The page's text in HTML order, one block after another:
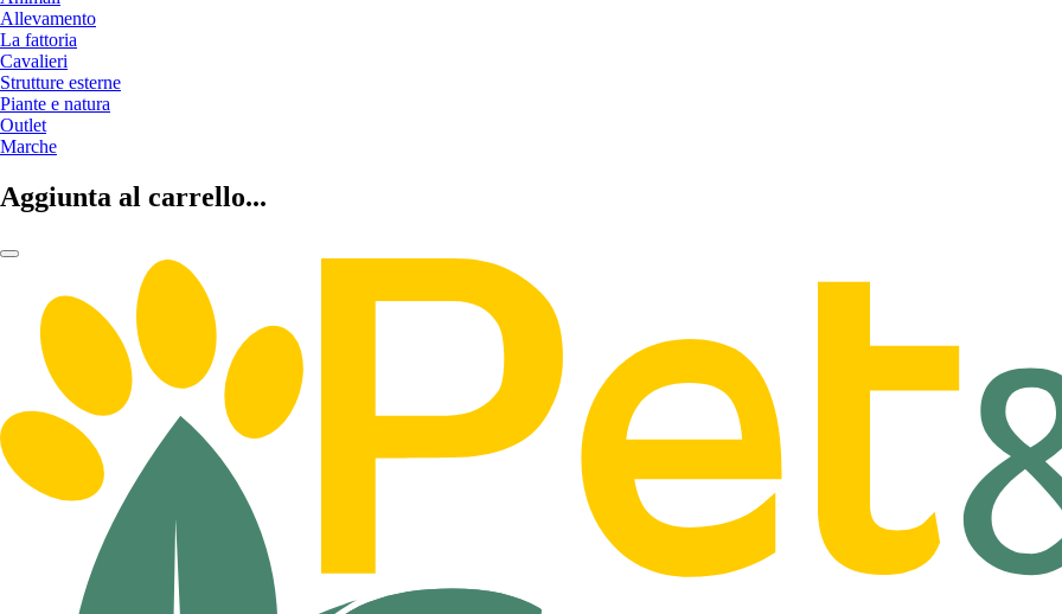
Allevamento
La fattoria
Cavalieri
Strutture esterne
Piante e natura
Outlet
Marche
Aggiunta al carrello...